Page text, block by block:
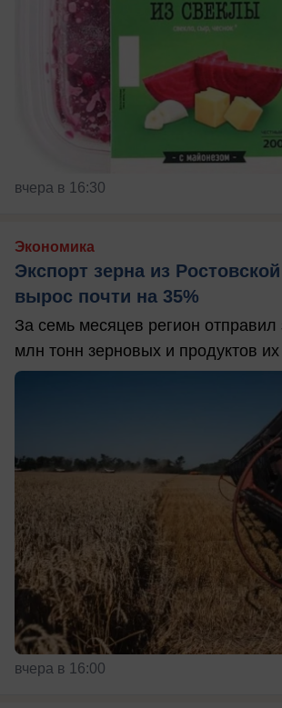
вчера в 16:30
Экономика
Экспорт зерна из
вырос почти на 35%
За семь месяцев регион отправил
млн тонн зерновых и продуктов
вчера в 16:00